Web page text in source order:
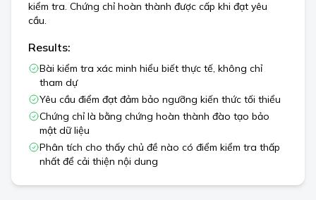
kiểm tra. Chứng chỉ hoàn thành được cấp khi đạt yêu
cầu.
Results:
Bài kiểm tra xác minh hiểu biết thực tế, không chỉ
tham dự
Yêu cầu điểm đạt đảm bảo ngưỡng kiến thức tối thiểu
Chứng chỉ là bằng chứng hoàn thành đào tạo bảo
mật dữ liệu
Phân tích cho thấy chủ đề nào có điểm kiểm tra thấp
nhất để cải thiện nội dung